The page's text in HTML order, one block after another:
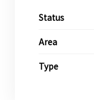
Status
Area
Type